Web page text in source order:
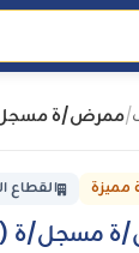
/
مميزة القطاع
ة مسجل/ة